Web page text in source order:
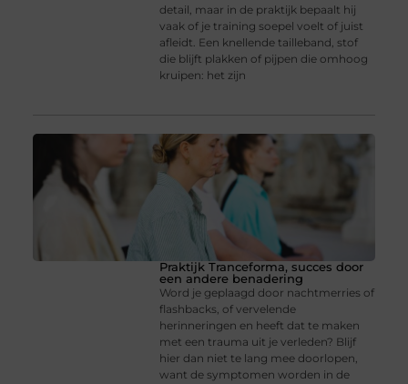
detail, maar in de praktijk bepaalt hij
vaak of je training soepel voelt of juist
afleidt. Een knellende tailleband, stof
die blijft plakken of pijpen die omhoog
kruipen: het zijn
Praktijk Tranceforma, succes door
een andere benadering
Word je geplaagd door nachtmerries of
flashbacks, of vervelende
herinneringen en heeft dat te maken
met een trauma uit je verleden? Blijf
hier dan niet te lang mee doorlopen,
want de symptomen worden in de